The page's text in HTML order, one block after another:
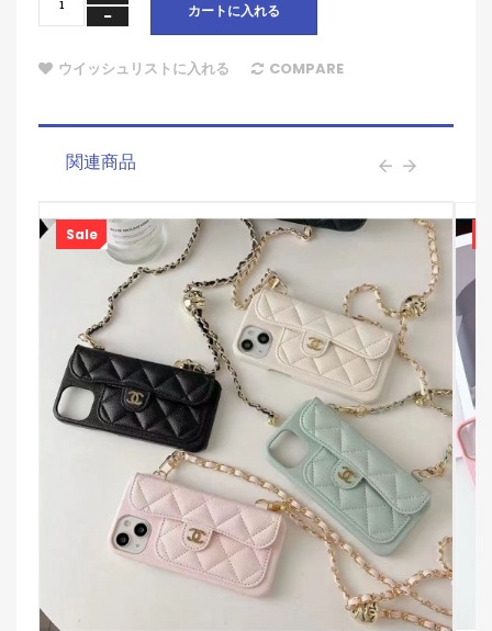
カートに入れる
ウイッシュリストに入れる COMPARE
関連商品
Sale